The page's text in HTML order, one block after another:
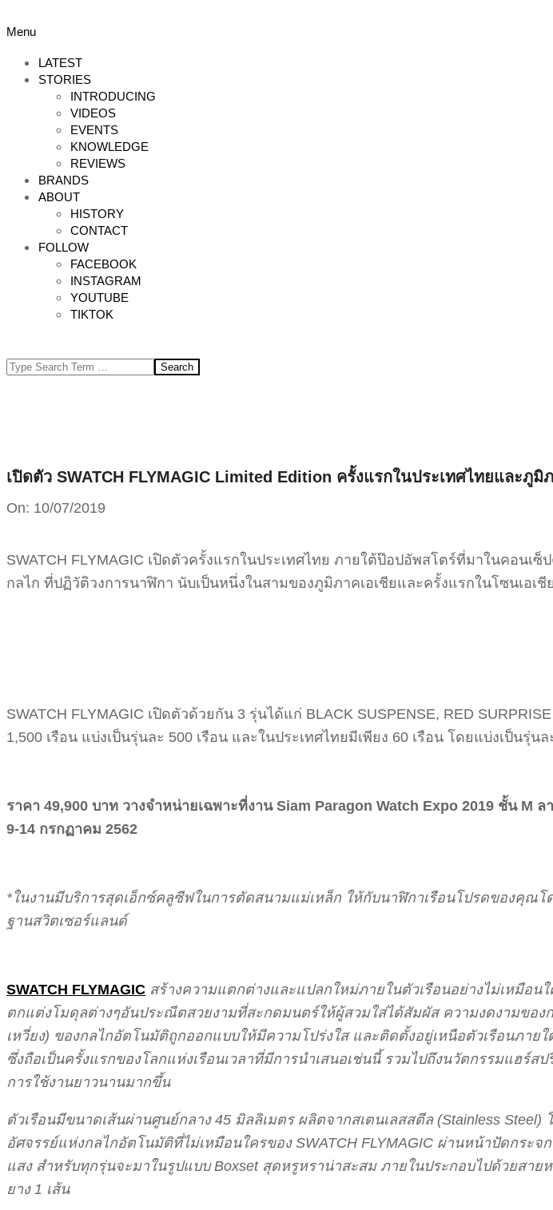
to
Primary
Menu
Menu
LATEST
STORIES
INTRODUCING
VIDEOS
EVENTS
KNOWLEDGE
REVIEWS
BRANDS
ABOUT
HISTORY
CONTACT
FOLLOW
FACEBOOK
INSTAGRAM
YOUTUBE
TIKTOK
Search
เปิดตัว SWATCH FLYMAGIC Limited Edition ครั้งแรกในประเทศไทยและภูมิ
On: 10/07/2019
SWATCH FLYMAGIC เปิดตัวครั้งแรกในประเทศไทย ภายใต้ป๊อปอัพสโตร์ที่มาในคอนเ
กลไก ที่ปฏิวัติวงการนาฬิกา นับเป็นหนึ่งในสามของภูมิภาคเอเชียและครั้งแรกในโซนเอเ
SWATCH FLYMAGIC เปิดตัวด้วยกัน 3 รุ่นได้แก่ BLACK SUSPENSE, RED
1,500 เรือน แบ่งเป็นรุ่นละ 500 เรือน และในประเทศไทยมีเพียง 60 เรือน โดยแบ่งเป็นรุ่น
ราคา 49,900 บาท วางจำหน่ายเฉพาะที่งาน Siam Paragon Watch Expo 2019 ชั้น M
9-14 กรกฏาคม 2562
*ในงานมีบริการสุดเอ็กซ์คลูซีฟในการตัดสนามแม่เหล็ก ให้กับนาฬิกาเรือนโปรดของคุณ
ฐานสวิตเซอร์แลนด์
SWATCH FLYMAGIC สร้างความแตกต่างและแปลกใหม่ภายในตัวเรือนอย่างไม่เหมือ
ตกแต่งโมดุลต่างๆอันประณีตสวยงามที่สะกดมนตร์ให้ผู้สวมใส่ได้สัมผัส ความงดงามของ
เหวี่ยง) ของกลไกอัตโนมัติถูกออกแบบให้มีความโปร่งใส และติดตั้งอยู่เหนือตัวเรือนภาย
ซึ่งถือเป็นครั้งแรกของโลกแห่งเรือนเวลาที่มีการนำเสนอเช่นนี้ รวมไปถึงนวัตกรรมแฮร์
การใช้งานยาวนานมากขึ้น
ตัวเรือนมีขนาดเส้นผ่านศูนย์กลาง 45 มิลลิเมตร ผลิตจากสเตนเลสสตีล (Stainless
อัศจรรย์แห่งกลไกอัตโนมัติที่ไม่เหมือนใครของ SWATCH FLYMAGIC ผ่านหน้าปัดกระ
แสง สำหรับทุกรุ่นจะมาในรูปแบบ Boxset สุดหรูหราน่าสะสม ภายในประกอบไปด้วยสาย
ยาง 1 เส้น